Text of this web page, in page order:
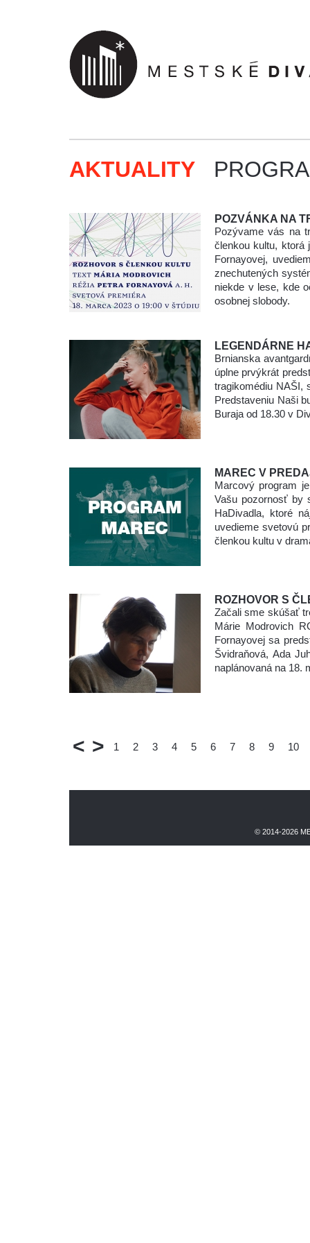
AKTUALITY
POZVÁNKA NA
Pozývame vás na
členkou kultu, ktorá
Fornayovej,
znechutených
niekde v lese, kde
osobnej slobody.
LEGENDÁRNE
Brnianska
úplne prvýkrát
tragikomédiu NAŠI,
Predstaveniu Naši
Buraja od 18.30 v
MAREC V
Marcový program
Vašu pozornosť by
HaDivadla, ktoré
uvedieme svetovú
členkou kultu v
ROZHOVOR S
Začali sme skúšať
Márie Modrovich
Fornayovej sa
Švidraňová, Ada
naplánovaná na 18.
< > 1 2 3 4 5 6 7 8 9 10
© 2014-2026